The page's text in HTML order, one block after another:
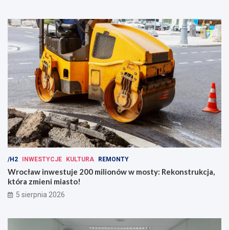
/H2 INWESTYCJE KULTURA REMONTY
Wrocław inwestuje 200 milionów w mosty: Rekonstrukcja,
która zmieni miasto!
5 sierpnia 2026